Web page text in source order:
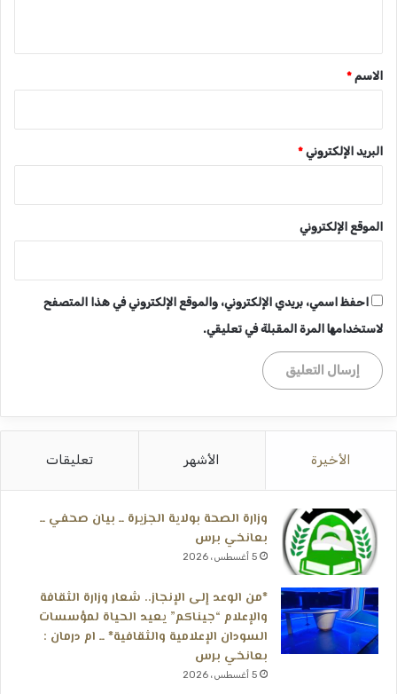
*
الاسم *
البريد الإلكتروني *
الموقع الإلكتروني
احفظ اسمي، بريدي الإلكتروني، والموقع الإلكتروني في هذا المتصفح
لاستخدامها المرة المقبلة في تعليقي.
الأخيرة الأشهر تعليقات
وزارة الصحة بولاية الجزيرة ــ بيان صحفي ــ
بعانخي برس
5 أغسطس، 2026
*من الوعد إلى الإنجاز.. شعار وزارة الثقافة
والإعلام “جيناكم” يعيد الحياة لمؤسسات
السودان الإعلامية والثقافية* ــ ام درمان :
بعانخي برس
5 أغسطس، 2026